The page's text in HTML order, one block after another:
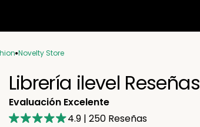
Novelty Store
Librería ilevel Reseñas
Evaluación Excelente
4.9 | 250Reseñas